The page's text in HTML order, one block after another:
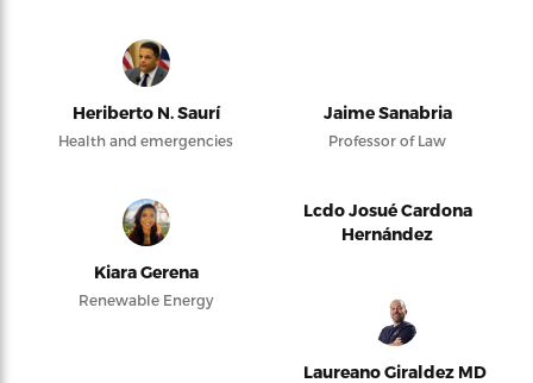
Heriberto N. Saurí
Health and emergencies
Jaime Sanabria
Professor of Law
Kiara Gerena
Renewable Energy
Lcdo Josué Cardona
Hernández
Laureano Giraldez MD